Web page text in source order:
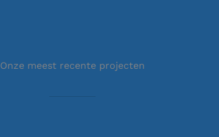
Onze meest recente projecten